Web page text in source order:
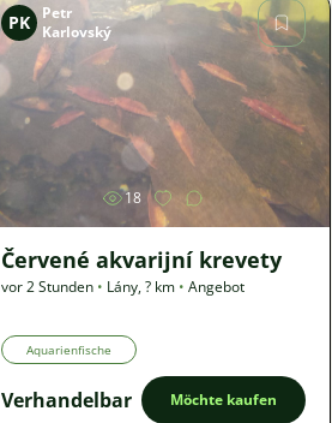
Bild
PK
Petr
Karlovský
18
Červené akvarijní krevety
vor 2 Stunden • Lány,? km • Angebot
Aquarienfische
Verhandelbar Möchte kaufen